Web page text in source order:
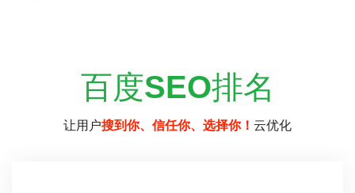
百度SEO排名
让用户搜到你、信任你、选择你！ 云优化